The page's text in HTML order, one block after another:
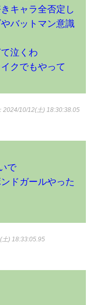
キャラ全否定し
バットマン意識
泣くわ
クでもやって
：2024/10/12(土) 18:30:38.05
で
ドガールやった
土) 18:33:05.95